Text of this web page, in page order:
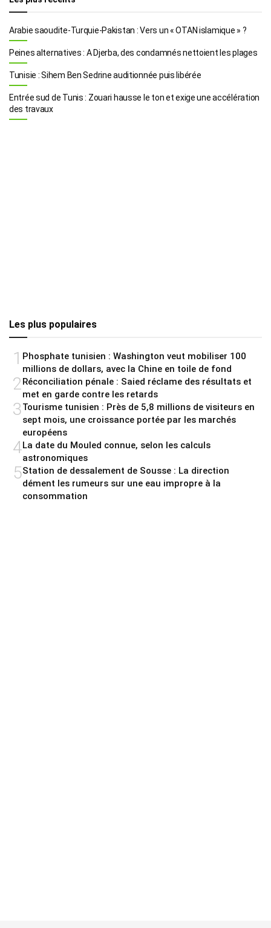
Arabie saoudite-Turquie-Pakistan : Vers un « OTAN islamique » ?
Peines alternatives : A Djerba, des condamnés nettoient les plages
Tunisie : Sihem Ben Sedrine auditionnée puis libérée
Entrée sud de Tunis : Zouari hausse le ton et exige une accélération
des travaux
Les plus populaires
1 Phosphate tunisien : Washington veut mobiliser 100
millions de dollars, avec la Chine en toile de fond
2 Réconciliation pénale : Saied réclame des résultats et
met en garde contre les retards
3Tourisme tunisien : Près de 5,8 millions de visiteurs en
sept mois, une croissance portée par les marchés
européens
4La date du Mouled connue, selon les calculs
astronomiques
5Station de dessalement de Sousse : La direction
dément les rumeurs sur une eau impropre à la
consommation